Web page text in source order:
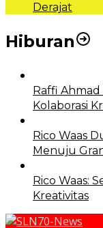
Derajat
Hiburan
Raffi
Kolaborasi
Rico Waas
Menuju
Rico Waas:
Kreativitas